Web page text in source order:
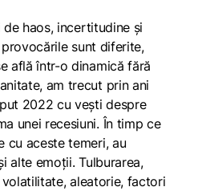
haos, incertitudine și
sunt diferite,
află într-o dinamică fără
am trecut prin ani
2022 cu vești despre
unei recesiuni. În timp ce
cu aceste temeri, au
alte emoții. Tulburarea,
aleatorie, factori